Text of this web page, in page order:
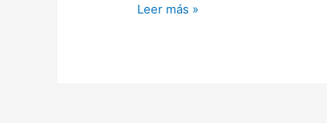
Estructuralismo
Leer más »